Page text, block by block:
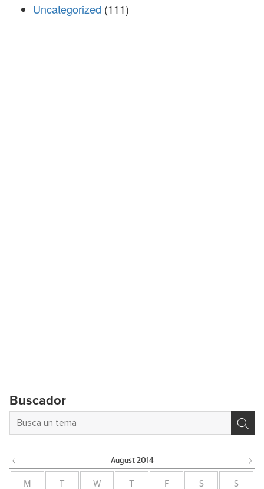
Uncategorized (111)
Buscador
August 2014
M W F S S